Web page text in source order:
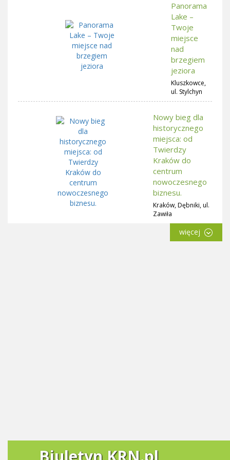
Panorama
Lake –
Twoje
miejsce
nad
brzegiem
jeziora
Kluszkowce,
ul. Stylchyn
Nowy bieg dla
historycznego
miejsca: od
Twierdzy
Kraków do
centrum
nowoczesnego
biznesu.
Kraków, Dębniki, ul.
Zawiła
więcej